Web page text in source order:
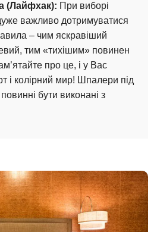
(Лайфхак): При виборі
важливо дотримуватися
– чим яскравіший
тим «тихішим» повинен
про це, і у Вас
і колірний мир! Шпалери під
бути виконані з